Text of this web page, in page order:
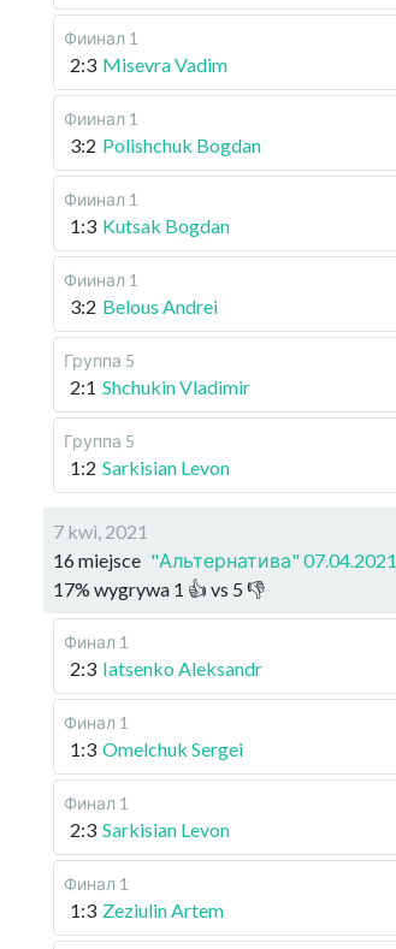
Фиинал 1
2:3 Misevra Vadim
Фиинал 1
3:2 Polishchuk Bogdan
Фиинал 1
1:3 Kutsak Bogdan
Фиинал 1
3:2 Belous Andrei
Группа 5
2:1 Shchukin Vladimir
Группа 5
1:2 Sarkisian Levon
7 kwi, 2021
16 miejsce "Альтернатива" 07.04.2021
17% wygrywa 1 👍 vs 5 👎
Финал 1
2:3 Iatsenko Aleksandr
Финал 1
1:3 Omelchuk Sergei
Финал 1
2:3 Sarkisian Levon
Финал 1
1:3 Zeziulin Artem